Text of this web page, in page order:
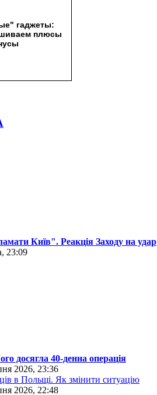
Київ". Реакція Заходу на удар
23:09
досягла 40-денна операція
2026, 23:36
в Польщі. Як змінити ситуацію
2026, 22:48